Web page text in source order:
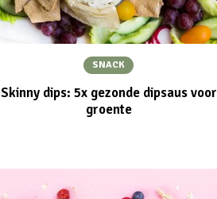
SNACK
Skinny dips: 5x gezonde dipsaus voor
groente